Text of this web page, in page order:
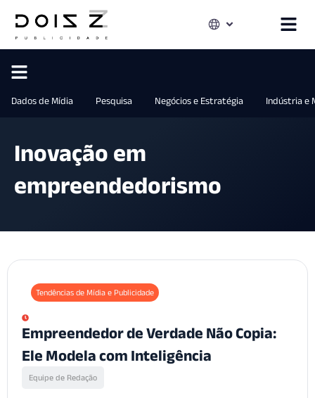
Dados de Mídia Pesquisa Negócios e Estratégia Indústria e
Inovação em
empreendedorismo
Tendências de Mídia e Publicidade
Empreendedor de Verdade Não Copia:
Ele Modela com Inteligência
Equipe de Redação